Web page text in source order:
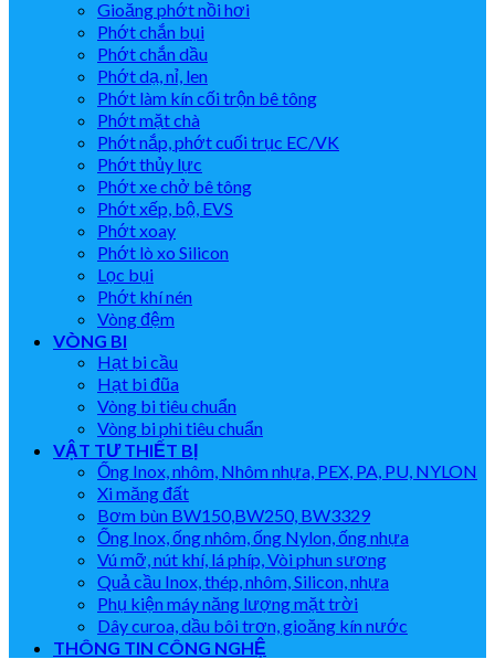
Gioăng phớt nồi hơi
Phớt chắn bụi
Phớt chắn dầu
Phớt dạ, nỉ, len
Phớt làm kín cối trộn bê tông
Phớt mặt chà
Phớt nắp, phớt cuối trục EC/VK
Phớt thủy lực
Phớt xe chở bê tông
Phớt xếp, bộ, EVS
Phớt xoay
Phớt lò xo Silicon
Lọc bụi
Phớt khí nén
Vòng đệm
VÒNG BI
Hạt bi cầu
Hạt bi đũa
Vòng bi tiêu chuẩn
Vòng bi phi tiêu chuẩn
VẬT TƯ THIẾT BỊ
Ống Inox, nhôm, Nhôm nhựa, PEX, PA, PU, NYLON
Xi măng đất
Bơm bùn BW150,BW250, BW3329
Ống Inox, ống nhôm, ống Nylon, ống nhựa
Vú mỡ, nút khí, lá phíp, Vòi phun sương
Quả cầu Inox, thép, nhôm, Silicon, nhựa
Phụ kiện máy năng lượng mặt trời
Dây curoa, dầu bôi trơn, gioăng kín nước
THÔNG TIN CÔNG NGHỆ